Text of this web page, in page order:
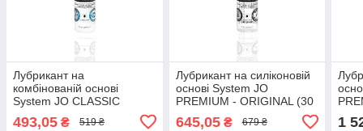
Лубрикант на
комбінованій основі
System JO CLASSIC
493,05 ₴ 519 ₴
Лубрикант на силіконовій
основі System JO
PREMIUM - ORIGINAL (30
645,05₴ 679 ₴ 1